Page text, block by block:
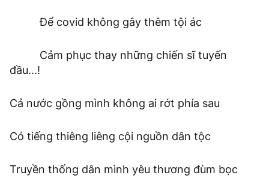
Để covid không gây thêm tội ác
Cảm phục thay những chiến sĩ tuyến
đầu...!
Cả nước gồng mình không ai rớt phía sau
Có tiếng thiêng liêng cội nguồn dân tộc
Truyền thống dân mình yêu thương đùm bọc